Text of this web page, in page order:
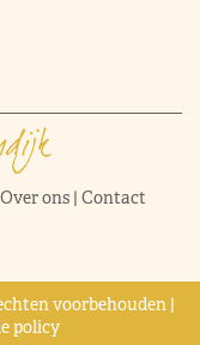
Over ons| Contact
voorbehouden |
policy